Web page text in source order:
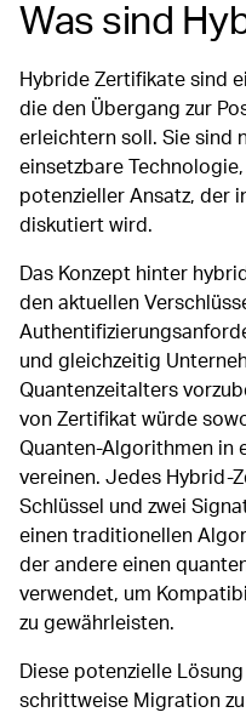
Was sind
Hybride Zertifikate sind
die den Übergang zur
erleichtern soll. Sie sind
einsetzbare
potenzieller Ansatz, der
diskutiert wird.
Das Konzept hinter
den aktuellen
und gleichzeitig
Quantenzeitalters
von Zertifikat würde
Quanten-Algorithmen in
vereinen. Jedes Hybrid-
Schlüssel und zwei
einen traditionellen
der andere einen
verwendet, um
zu gewährleisten.
Diese potenzielle
schrittweise Migration